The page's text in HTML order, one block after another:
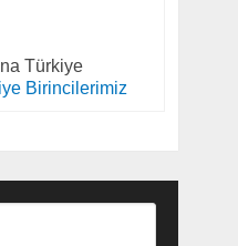
Türkiye
Birincilerimiz